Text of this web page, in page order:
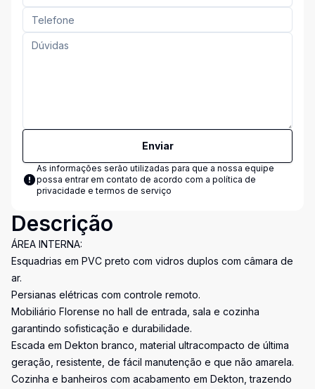
Enviar
As informações serão utilizadas para que a nossa equipe
possa entrar em contato de acordo com a política de
privacidade e termos de serviço
Descrição
ÁREA INTERNA:
Esquadrias em PVC preto com vidros duplos com câmara de
ar.
Persianas elétricas com controle remoto.
Mobiliário Florense no hall de entrada, sala e cozinha
garantindo sofisticação e durabilidade.
Escada em Dekton branco, material ultracompacto de última
geração, resistente, de fácil manutenção e que não amarela.
Cozinha e banheiros com acabamento em Dekton, trazendo